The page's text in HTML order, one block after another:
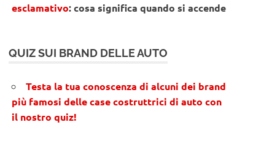
esclamativo: cosa significa quando si accende
QUIZ SUI BRAND DELLE AUTO
Testa la tua conoscenza di alcuni dei brand
più famosi delle case costruttrici di auto con
il nostro quiz!